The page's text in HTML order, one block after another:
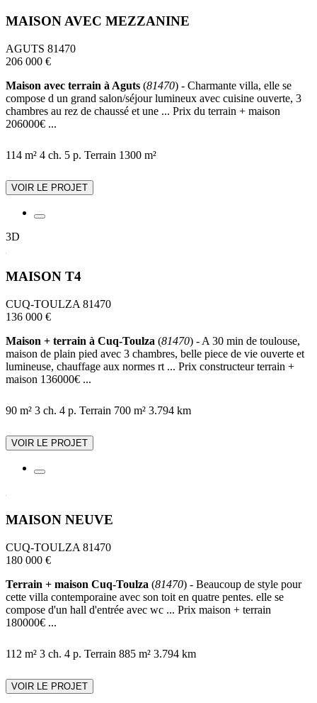
MAISON AVEC MEZZANINE
AGUTS 81470
206 000 €
Maison avec terrain à Aguts (81470) - Charmante villa, elle se
compose d un grand salon/séjour lumineux avec cuisine ouverte, 3
chambres au rez de chaussé et une ... Prix du terrain + maison
206000€ ...
114 m² 4 ch. 5 p. Terrain 1300 m²
VOIR LE PROJET
3D
MAISON T4
CUQ-TOULZA 81470
136 000 €
Maison + terrain à Cuq-Toulza (81470) - A 30 min de toulouse,
maison de plain pied avec 3 chambres, belle piece de vie ouverte et
lumineuse, chauffage aux normes rt ... Prix constructeur terrain +
maison 136000€ ...
90 m² 3 ch. 4 p. Terrain 700 m² 3.794 km
VOIR LE PROJET
MAISON NEUVE
CUQ-TOULZA 81470
180 000 €
Terrain + maison Cuq-Toulza (81470) - Beaucoup de style pour
cette villa contemporaine avec son toit en quatre pentes. elle se
compose d'un hall d'entrée avec wc ... Prix maison + terrain
180000€ ...
112 m² 3 ch. 4 p. Terrain 885 m² 3.794 km
VOIR LE PROJET